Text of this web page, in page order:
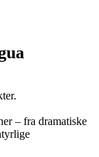
– fra dramatiske